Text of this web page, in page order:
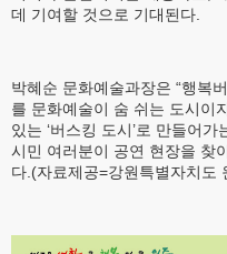
데 기여할 것으로 기대된다.
박혜순 문화예술과장은 “행복
를 문화예술이 숨 쉬는 도시이
있는 ‘버스킹 도시’로 만들어
시민 여러분이 공연 현장을 찾
다.(자료제공=강원특별자치도